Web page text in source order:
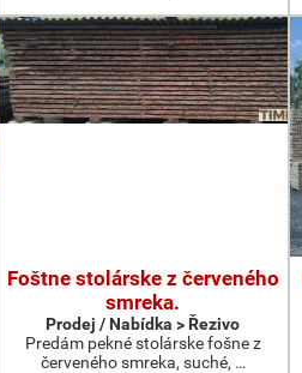
Foštne stolárske z červeného
smreka.
Prodej / Nabídka > Řezivo
Predám pekné stolárske fošne z
červeného smreka, suché, …